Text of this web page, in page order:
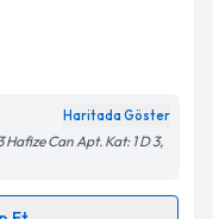
Haritada Göster
Can Apt. Kat: 1 D 3,